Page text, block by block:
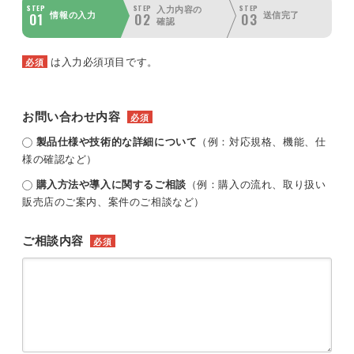
STEP
01 情報の入力
STEP
02
入力内容の
確認
STEP
03 送信完了
必須 は入力必須項目です。
お問い合わせ内容 必須
製品仕様や技術的な詳細について （例：対応規格、機能、仕
様の確認など）
購入方法や導入に関するご相談 （例：購入の流れ、取り扱い
販売店のご案内、案件のご相談など）
ご相談内容 必須